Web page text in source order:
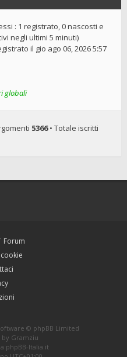
: 1 registrato, 0 nascosti e
negli ultimi 5 minuti)
il gio ago 06, 2026 5:57
globali
5366• Totale iscritti
Forum
© phpBB Limited
by Gramziu
phpBB-Italia.it